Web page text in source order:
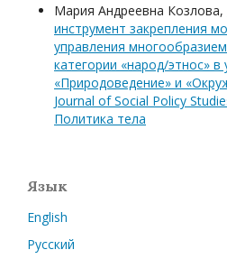
Мария Андреевна Козлова,
инструмент закрепления
управления
категории «народ/этнос» в
«Природоведение» и
Journal of Social Policy
Политика тела
Язык
English
Русский